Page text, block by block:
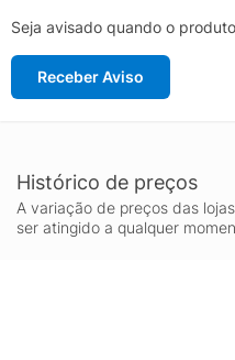
Seja avisado quando o
Receber Aviso
Histórico de preços
A variação de preços das
ser atingido a qualquer